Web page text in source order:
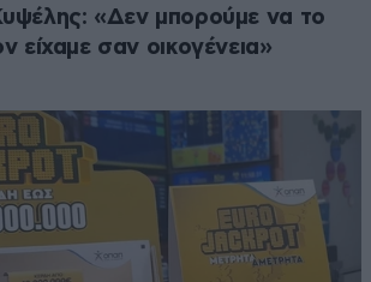
«Δεν μπορούμε να το
είχαμε σαν οικογένεια»